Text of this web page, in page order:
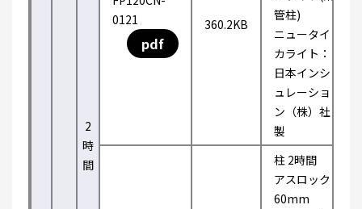
2
時
間
0121
pdf
360.2KB
管柱)
ニュータイ
カライト：
日本インシ
ュレーショ
ン（株）社
製
柱 2時間
アスロック
60mm